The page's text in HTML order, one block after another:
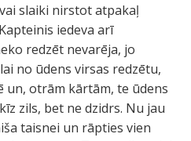
slaiki nirstot atpakaļ
Kapteinis iedeva arī
redzēt nevarēja, jo
no ūdens virsas redzētu,
un, otrām kārtām, te ūdens
zils, bet ne dzidrs. Nu jau
taisnei un rāpties vien